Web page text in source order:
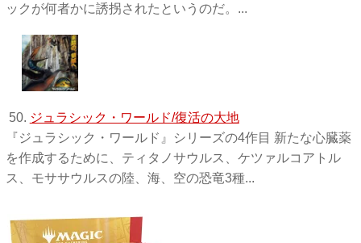
ックが何者かに誘拐されたというのだ。...
50. ジュラシック・ワールド/復活の大地
『ジュラシック・ワールド』シリーズの4作目 新たな心臓薬
を作成するために、ティタノサウルス、ケツァルコアトル
ス、モササウルスの陸、海、空の恐竜3種...